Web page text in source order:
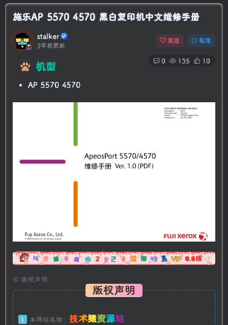
施乐AP 5570 4570 黑白复印机中文维修手册
stalker
2年前更新
关注 私信
0 135 10
机型
AP 5570 4570
广告
© 版权声明
版权声明
1 本网站名称： 技术猿资源站